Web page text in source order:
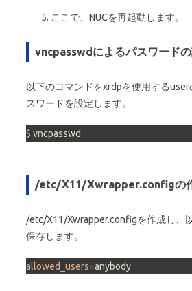
ここで、NUCを再起動します。
vncpasswdによるパスワードの
以下のコマンドをxrdpを使用する
スワードを設定します。
$ vncpasswd
/etc/X11/Xwrapper.configの
/etc/X11/Xwrapper.configを作成し、
保存します。
allowed_users=anybody